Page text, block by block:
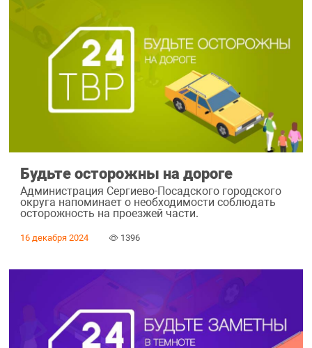
Будьте осторожны на дороге
Администрация Сергиево-Посадского городского
округа напоминает о необходимости соблюдать
осторожность на проезжей части.
16 декабря 2024 1396